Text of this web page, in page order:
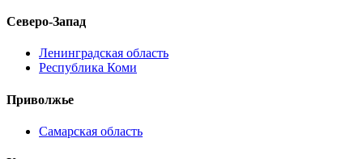
Северо-Запад
Ленинградская область
Республика Коми
Приволжье
Самарская область